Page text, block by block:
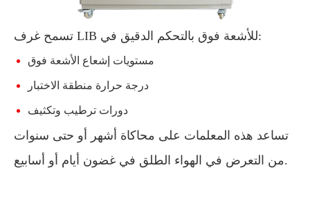
تسمح غرف LIB للأشعة فوق بالتحكم الدقيق في:
مستويات إشعاع الأشعة فوق
درجة حرارة منطقة الاختبار
دورات ترطيب وتكثيف
تساعد هذه المعلمات على محاكاة أشهر أو حتى سنوات
من التعرض في الهواء الطلق في غضون أيام أو أسابيع.